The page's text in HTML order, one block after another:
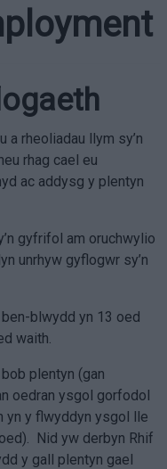
a rheoliadau llym sy’n
rhag cael eu
ac addysg y plentyn
gyfrifol am oruchwylio
unrhyw gyflogwr sy’n
blwydd yn 13 oed
waith.
plentyn (gan
oedran ysgol gorfodol
yn y flwyddyn ysgol lle
Nid yw derbyn Rhif
y gall plentyn gael